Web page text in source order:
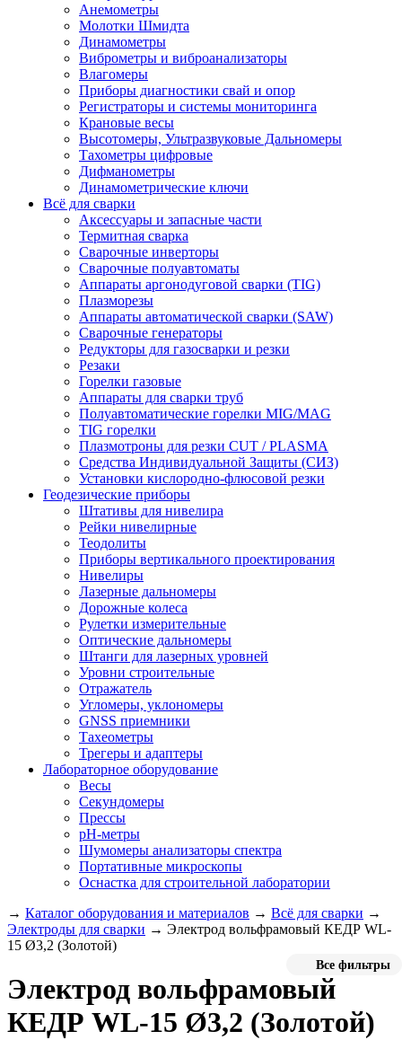
Анемометры
Молотки Шмидта
Динамометры
Виброметры и виброанализаторы
Влагомеры
Приборы диагностики свай и опор
Регистраторы и системы мониторинга
Крановые весы
Высотомеры, Ультразвуковые Дальномеры
Тахометры цифровые
Дифманометры
Динамометрические ключи
Всё для сварки
Аксессуары и запасные части
Термитная сварка
Сварочные инверторы
Сварочные полуавтоматы
Аппараты аргонодуговой сварки (TIG)
Плазморезы
Аппараты автоматической сварки (SAW)
Сварочные генераторы
Редукторы для газосварки и резки
Резаки
Горелки газовые
Аппараты для сварки труб
Полуавтоматические горелки MIG/MAG
TIG горелки
Плазмотроны для резки CUT / PLASMA
Средства Индивидуальной Защиты (СИЗ)
Установки кислородно-флюсовой резки
Геодезические приборы
Штативы для нивелира
Рейки нивелирные
Теодолиты
Приборы вертикального проектирования
Нивелиры
Лазерные дальномеры
Дорожные колеса
Рулетки измерительные
Оптические дальномеры
Штанги для лазерных уровней
Уровни строительные
Отражатель
Угломеры, уклономеры
GNSS приемники
Тахеометры
Трегеры и адаптеры
Лабораторное оборудование
Весы
Секундомеры
Прессы
pH-метры
Шумомеры анализаторы спектра
Портативные микроскопы
Оснастка для строительной лаборатории
→ Каталог оборудования и материалов → Всё для сварки →
Электроды для сварки → Электрод вольфрамовый КЕДР WL-
15 Ø3,2 (Золотой)
Все фильтры
Электрод вольфрамовый
КЕДР WL-15 Ø3,2 (Золотой)